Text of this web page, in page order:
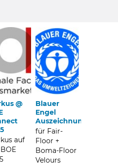
@
auf
Blauer
Engel
Auszeichnung
für Fair-
Floor +
Boma-Floor
Velours